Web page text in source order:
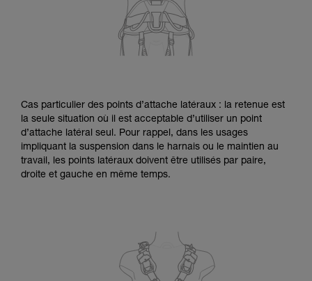
Cas particulier des points d’attache latéraux : la retenue est
la seule situation où il est acceptable d’utiliser un point
d’attache latéral seul. Pour rappel, dans les usages
impliquant la suspension dans le harnais ou le maintien au
travail, les points latéraux doivent être utilisés par paire,
droite et gauche en même temps.